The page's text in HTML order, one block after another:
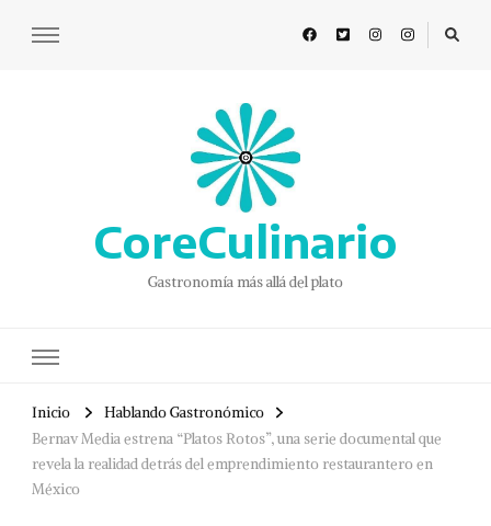
CoreCulinario
Gastronomía más allá del plato
Inicio
Hablando Gastronómico
Bernav Media estrena “Platos Rotos”, una serie documental que
revela la realidad detrás del emprendimiento restaurantero en
México